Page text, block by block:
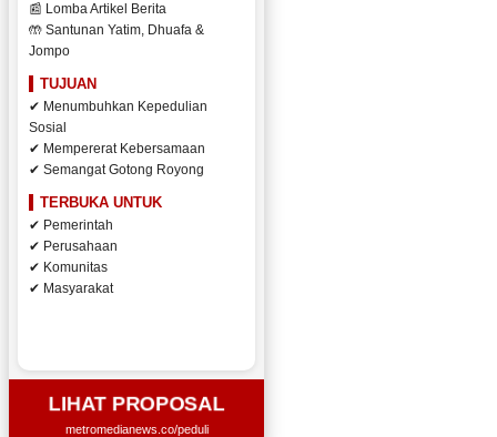
📰 Lomba Artikel Berita
🤲 Santunan Yatim, Dhuafa &
Jompo
TUJUAN
✔ Menumbuhkan Kepedulian
Sosial
✔ Mempererat Kebersamaan
✔ Semangat Gotong Royong
TERBUKA UNTUK
✔ Pemerintah
✔ Perusahaan
✔ Komunitas
✔ Masyarakat
LIHAT PROPOSAL
metromedianews.co/peduli